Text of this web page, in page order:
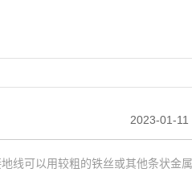
2023-01-
线可以用较粗的铁丝或其他条状金属